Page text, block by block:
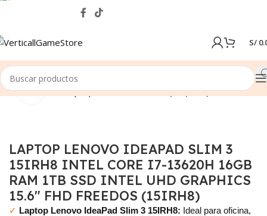
S/
Inicio Tienda Laptops & Notebooks Laptop Empresarial
Click to enlarge
LAPTOP LENOVO IDEAPAD SLIM 3
15IRH8 INTEL CORE I7-13620H 16GB
RAM 1TB SSD INTEL UHD GRAPHICS
15.6″ FHD FREEDOS (15IRH8)
✓ Laptop Lenovo IdeaPad Slim 3 15IRH8: Ideal para oficina,